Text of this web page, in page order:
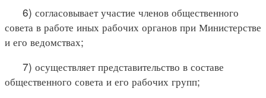
6) согласовывает участие членов общественного
совета в работе иных рабочих органов при Министерстве
и его ведомствах;
7) осуществляет представительство в составе
общественного совета и его рабочих групп;